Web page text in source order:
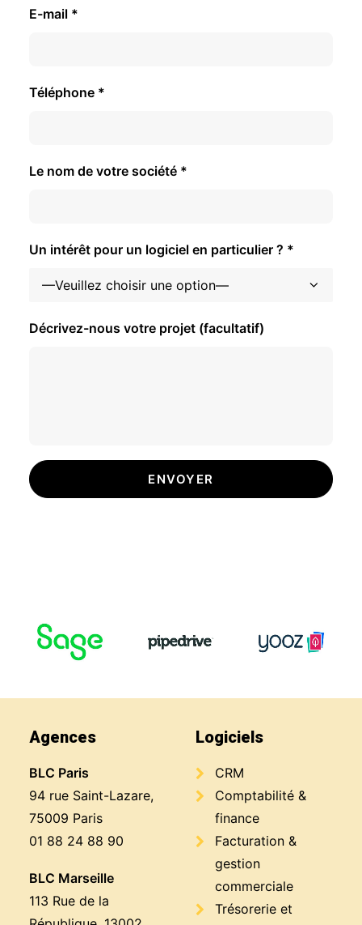
E-mail *
Téléphone *
Le nom de votre société *
Un intérêt pour un logiciel en particulier ? *
Décrivez-nous votre projet (facultatif)
Agences
BLC Paris
94 rue Saint-Lazare,
75009 Paris
01 88 24 88 90
BLC Marseille
113 Rue de la
Logiciels
CRM
Comptabilité &
finance
Facturation &
gestion
commerciale
Trésorerie et